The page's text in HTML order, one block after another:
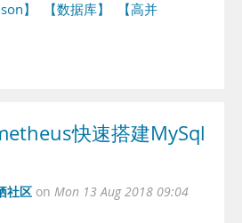
】 【数据库】
【高并
快速搭建MySql
社区 on Mon 13 Aug 2018 09:04